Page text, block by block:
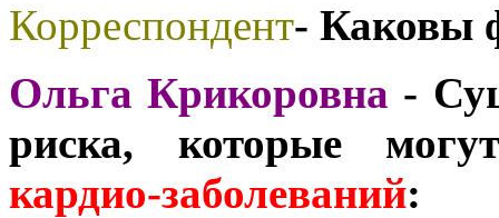
Корреспондент- Каковы
Ольга Крикоровна -
риска, которые
кардио-заболеваний: